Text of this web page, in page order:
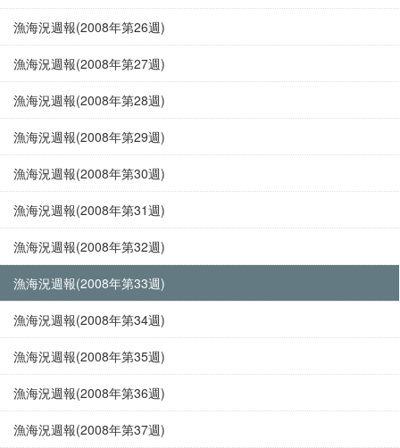
漁海況週報(2008年第26週)
漁海況週報(2008年第27週)
漁海況週報(2008年第28週)
漁海況週報(2008年第29週)
漁海況週報(2008年第30週)
漁海況週報(2008年第31週)
漁海況週報(2008年第32週)
漁海況週報(2008年第33週)
漁海況週報(2008年第34週)
漁海況週報(2008年第35週)
漁海況週報(2008年第36週)
漁海況週報(2008年第37週)